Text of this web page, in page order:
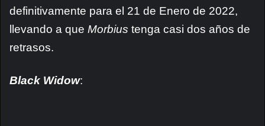
definitivamente para el 21 de Enero de 2022,
llevando a que Morbius tenga casi dos años de
retrasos.
Black Widow: